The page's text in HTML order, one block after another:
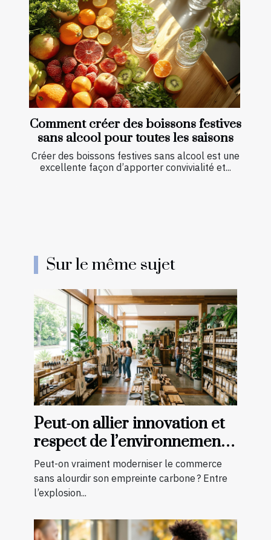
Comment créer des boissons festives
sans alcool pour toutes les saisons
Créer des boissons festives sans alcool est une
excellente façon d’apporter convivialité et...
Sur le même sujet
Peut-on allier innovation et
respect de l’environnement
en boutique ?
Peut-on vraiment moderniser le commerce
sans alourdir son empreinte carbone ? Entre
l’explosion...